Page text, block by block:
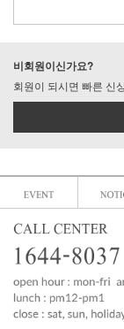
비회원이신가요?
회원이 되시면 빠른 신